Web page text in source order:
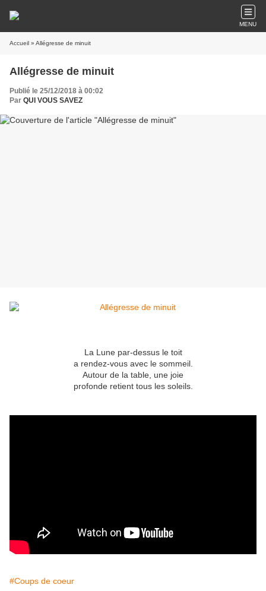
MENU
Accueil » Allégresse de minuit
Allégresse de minuit
Publié le 25/12/2018 à 00:02
Par QUI VOUS SAVEZ
La Lune par-dessus le toit
a rendez-vous avec le sommeil.
Autour de la table, une joie
profonde retient tous les soleils.
#Coups de coeur